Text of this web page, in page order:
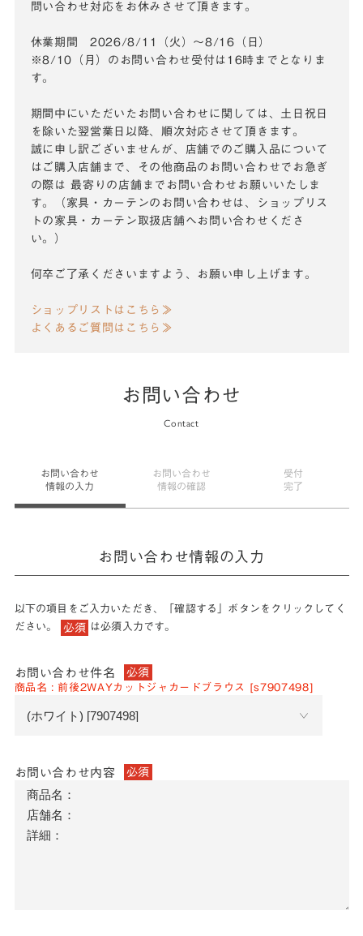
問い合わせ対応をお休みさせて頂きます。
休業期間 2026/8/11（火）～8/16（日）
※8/10（月）のお問い合わせ受付は16時までとなりま
す。
期間中にいただいたお問い合わせに関しては、土日祝日
を除いた翌営業日以降、順次対応させて頂きます。
誠に申し訳ございませんが、店舗でのご購入品について
はご購入店舗まで、その他商品のお問い合わせでお急ぎ
の際は 最寄りの店舗までお問い合わせお願いいたしま
す。（家具・カーテンのお問い合わせは、ショップリス
トの家具・カーテン取扱店舗へお問い合わせくださ
い。）
何卒ご了承くださいますよう、お願い申し上げます。
ショップリストはこちら≫
よくあるご質問はこちら≫
お問い合わせ
Contact
お問い合わせ
情報の入力
お問い合わせ
情報の確認
受付
完了
お問い合わせ情報の入力
以下の項目をご入力いただき、「確認する」ボタンをクリックしてく
ださい。
必須 は必須入力です。
お問い合わせ件名 必須
商品名 : 前後2WAYカットジャカードブラウス [s7907498]
お問い合わせ内容 必須